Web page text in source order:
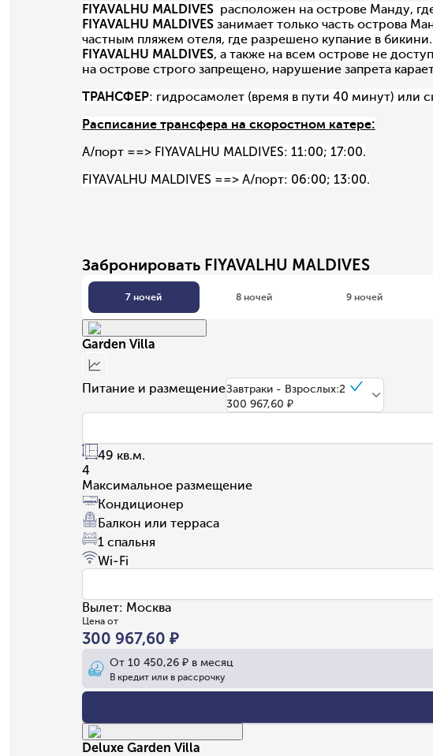
FIYAVALHU MALDIVES расположен на острове Манду,
FIYAVALHU MALDIVES занимает только часть острова
частным пляжем отеля, где разрешено купание в
FIYAVALHU MALDIVES, а также на всем острове не
на острове строго запрещено, нарушение запрета
ТРАНСФЕР: гидросамолет (время в пути 40 минут) или
Расписание трансфера на скоростном катере:
А/порт ==> FIYAVALHU MALDIVES: 11:00; 17:00.
FIYAVALHU MALDIVES ==> А/порт: 06:00; 13:00.
Забронировать FIYAVALHU MALDIVES
7 ночей 8 ночей 9 ночей
Garden Villa
Питание и размещениеЗавтраки - Взрослых:2
300 967,60 ₽
49 кв.м.
4
Максимальное размещение
Кондиционер
Балкон или терраса
1 спальня
Wi-Fi
Вылет: Москва
Цена от
300 967,60 ₽
От 10 450,26 ₽ в месяц
В кредит или в рассрочку
Deluxe Garden Villa